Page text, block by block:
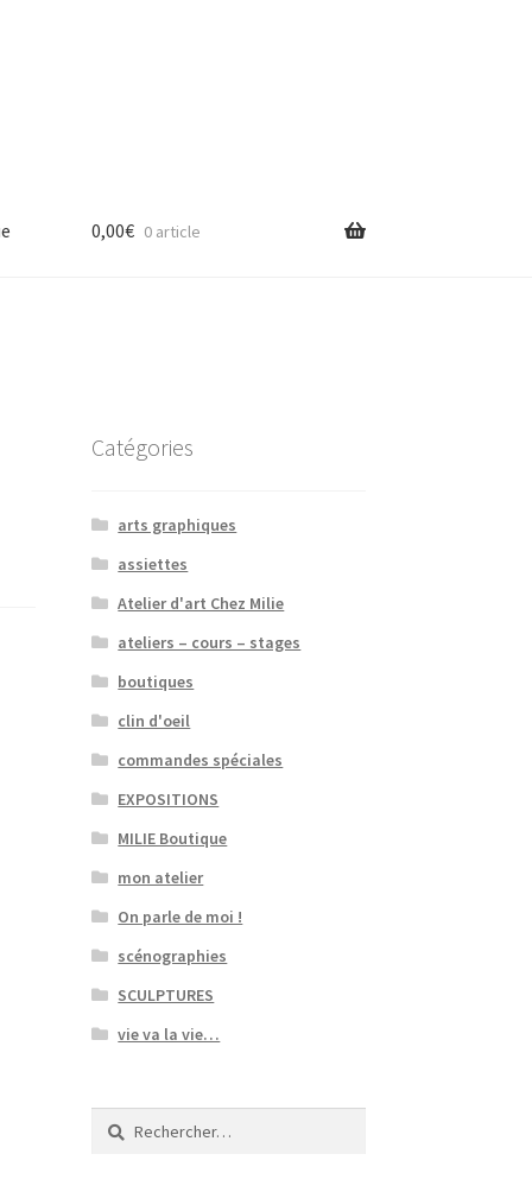
0,00€ 0 article
Catégories
arts graphiques
assiettes
Atelier d'art Chez Milie
ateliers – cours – stages
boutiques
clin d'oeil
commandes spéciales
EXPOSITIONS
MILIE Boutique
mon atelier
On parle de moi !
scénographies
SCULPTURES
vie va la vie…
Rechercher :